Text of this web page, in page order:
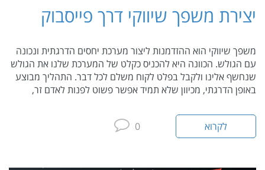
יצירת משפך שיווקי דרך פייסבוק
משפך שיווקי הוא ההזדמנות ליצור מערכת יחסים הדרגתית ונכונה
עם הגולש. הכוונה היא להכניס כקלט של המערכת שלנו את הגולש
שנחשף אלינו ולקבל בפלט לקוח משלם לכל דבר. התהליך מבוצע
באופן הדרגתי, מכיוון שלא תמיד אפשר פשוט לפנות לאדם זר,
לקרוא 0